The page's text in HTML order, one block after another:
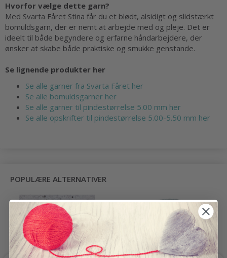
Hvorfor vælge dette garn?
Med Svarta Fåret Stina får du et blødt, alsidigt og slidstærkt
bomuldsgarn, der er nemt at arbejde med og pleje. Det er
ideelt til både begyndere og erfarne håndarbejdere, der
ønsker at skabe både praktiske og smukke genstande.
Se lignende produkter her
Se alle garner fra Svarta Fåret her
Se alle bomuldsgarner her
Se alle garner til pindestørrelse 5.00 mm her
Se alle opskrifter til pindestørrelse 5.00-5.50 mm her
POPULÆRE ALTERNATIVER
-21%